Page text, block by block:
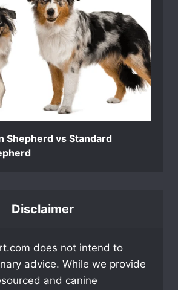
Shepherd vs Standard
Disclaimer
does not intend to
advice. While we provide
and canine